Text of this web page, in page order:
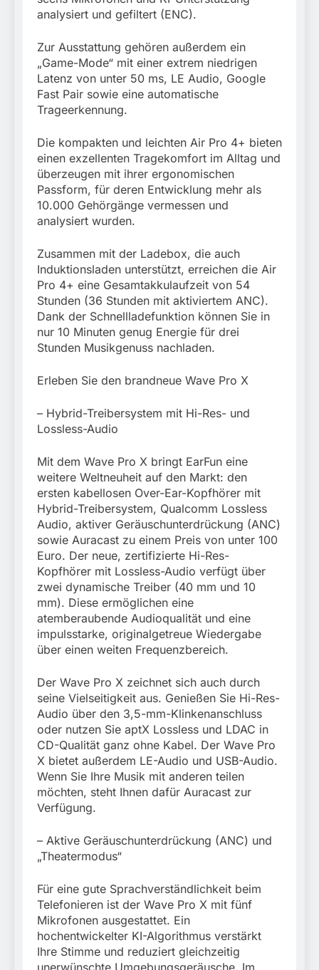
analysiert und gefiltert (ENC).
Zur Ausstattung gehören außerdem ein
„Game-Mode“ mit einer extrem niedrigen
Latenz von unter 50 ms, LE Audio, Google
Fast Pair sowie eine automatische
Trageerkennung.
Die kompakten und leichten Air Pro 4+ bieten
einen exzellenten Tragekomfort im Alltag und
überzeugen mit ihrer ergonomischen
Passform, für deren Entwicklung mehr als
10.000 Gehörgänge vermessen und
analysiert wurden.
Zusammen mit der Ladebox, die auch
Induktionsladen unterstützt, erreichen die Air
Pro 4+ eine Gesamtakkulaufzeit von 54
Stunden (36 Stunden mit aktiviertem ANC).
Dank der Schnellladefunktion können Sie in
nur 10 Minuten genug Energie für drei
Stunden Musikgenuss nachladen.
Erleben Sie den brandneue Wave Pro X
– Hybrid-Treibersystem mit Hi-Res- und
Lossless-Audio
Mit dem Wave Pro X bringt EarFun eine
weitere Weltneuheit auf den Markt: den
ersten kabellosen Over-Ear-Kopfhörer mit
Hybrid-Treibersystem, Qualcomm Lossless
Audio, aktiver Geräuschunterdrückung (ANC)
sowie Auracast zu einem Preis von unter 100
Euro. Der neue, zertifizierte Hi-Res-
Kopfhörer mit Lossless-Audio verfügt über
zwei dynamische Treiber (40 mm und 10
mm). Diese ermöglichen eine
atemberaubende Audioqualität und eine
impulsstarke, originalgetreue Wiedergabe
über einen weiten Frequenzbereich.
Der Wave Pro X zeichnet sich auch durch
seine Vielseitigkeit aus. Genießen Sie Hi-Res-
Audio über den 3,5-mm-Klinkenanschluss
oder nutzen Sie aptX Lossless und LDAC in
CD-Qualität ganz ohne Kabel. Der Wave Pro
X bietet außerdem LE-Audio und USB-Audio.
Wenn Sie Ihre Musik mit anderen teilen
möchten, steht Ihnen dafür Auracast zur
Verfügung.
– Aktive Geräuschunterdrückung (ANC) und
„Theatermodus“
Für eine gute Sprachverständlichkeit beim
Telefonieren ist der Wave Pro X mit fünf
Mikrofonen ausgestattet. Ein
hochentwickelter KI-Algorithmus verstärkt
Ihre Stimme und reduziert gleichzeitig